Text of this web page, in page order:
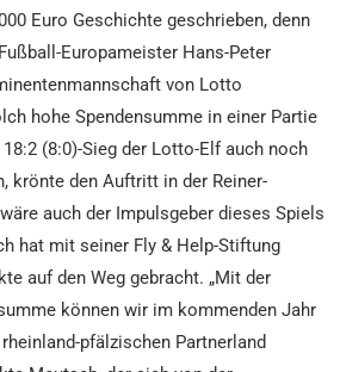
Euro Geschichte geschrieben, denn
Europameister Hans-Peter
von Lotto
hohe Spendensumme in einer Partie
(8:0)-Sieg der Lotto-Elf auch noch
krönte den Auftritt in der Reiner-
auch der Impulsgeber dieses Spiels
hat mit seiner Fly & Help-Stiftung
auf den Weg gebracht. „Mit der
können wir im kommenden Jahr
pfälzischen Partnerland